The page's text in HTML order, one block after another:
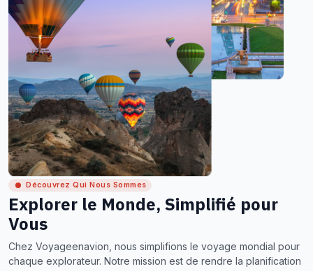
Découvrez Qui Nous Sommes
Explorer le Monde, Simplifié pour
Vous
Chez Voyageenavion, nous simplifions le voyage mondial pour
chaque explorateur. Notre mission est de rendre la planification